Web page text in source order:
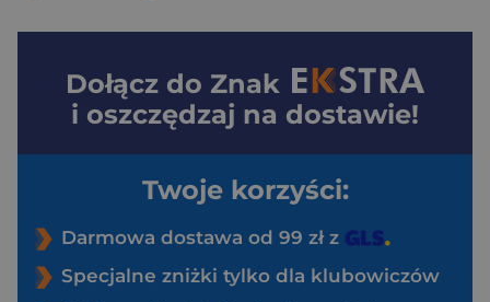
Dołącz do Znak
i oszczędzaj na dostawie!
Twoje korzyści:
Darmowa dostawa od 99 zł z
Specjalne zniżki tylko dla klubowiczów